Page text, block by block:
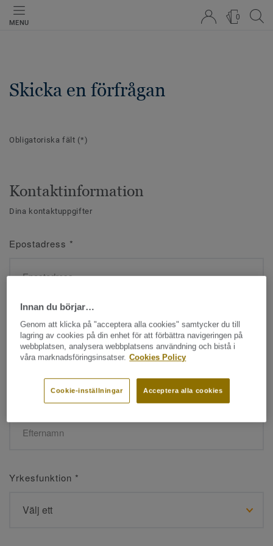
MENU
0
Skicka en förfrågan
Obligatoriska fält (*)
Kontaktinformation
Dina kontaktuppgifter
Epostadress *
Namn*
Efternamn*
Yrkesfunktion *
Innan du börjar…
Genom att klicka på "acceptera alla cookies" samtycker du till
lagring av cookies på din enhet för att förbättra navigeringen på
webbplatsen, analysera webbplatsens användning och bistå i
våra marknadsföringsinsatser. Cookies Policy
Acceptera alla cookies
Cookie-inställningar